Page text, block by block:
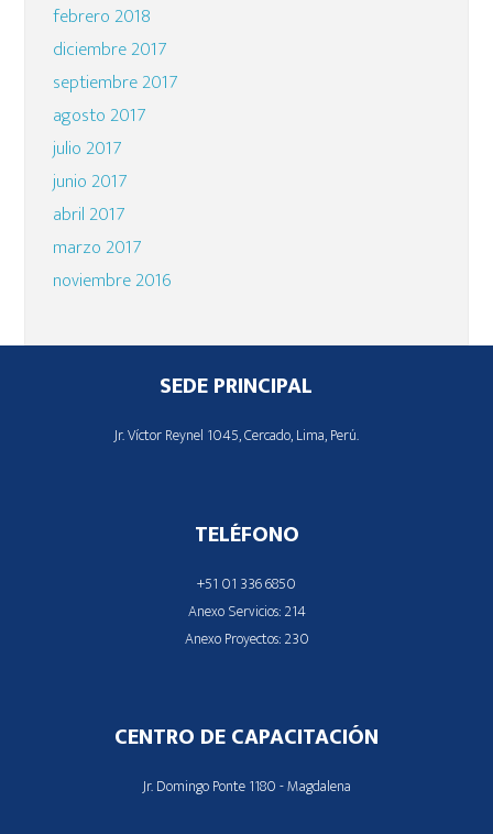
febrero 2018
diciembre 2017
septiembre 2017
agosto 2017
julio 2017
junio 2017
abril 2017
marzo 2017
noviembre 2016
Footer SEDE PRINCIPAL
Jr. Víctor Reynel 1045, Cercado, Lima, Perú.
TELÉFONO
+51 01 336 6850
Anexo Servicios: 214
Anexo Proyectos: 230
CENTRO DE CAPACITACIÓN
Jr. Domingo Ponte 1180 - Magdalena